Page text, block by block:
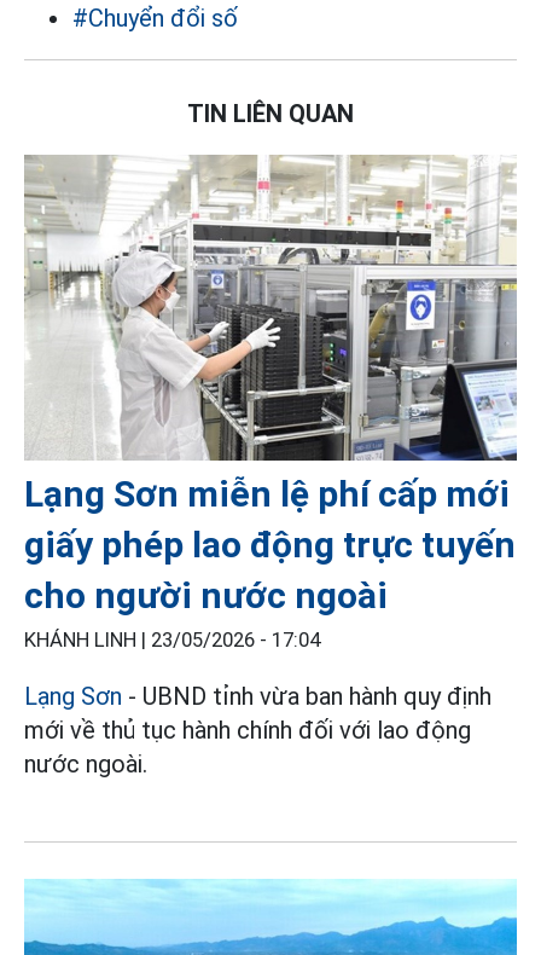
#Chuyển đổi số
TIN LIÊN QUAN
Lạng Sơn miễn lệ phí cấp mới
giấy phép lao động trực tuyến
cho người nước ngoài
KHÁNH LINH | 23/05/2026 - 17:04
Lạng Sơn - UBND tỉnh vừa ban hành quy định
mới về thủ tục hành chính đối với lao động
nước ngoài.